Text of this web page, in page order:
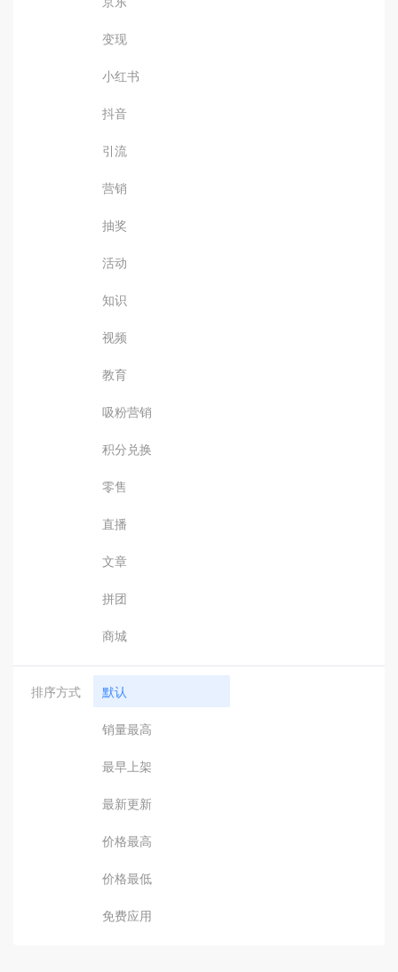
变现
小红书
抖音
引流
营销
抽奖
活动
知识
视频
教育
吸粉营销
积分兑换
零售
直播
文章
拼团
商城
排序方式 默认
销量最高
最早上架
最新更新
价格最高
价格最低
免费应用